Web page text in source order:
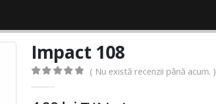
Impact 108
( Nu există recenzii până acum. )